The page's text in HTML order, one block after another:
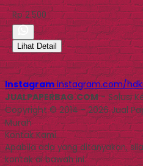
Rp 2.500
Lihat Detail
Instagram instagram.com/
JUALPAPERBAG.COM- Solusi
Copyright © 2014 - 2026 Jual
Murah
Kontak Kami
Apabila ada yang ditanyakan,
kontak di bawah ini.